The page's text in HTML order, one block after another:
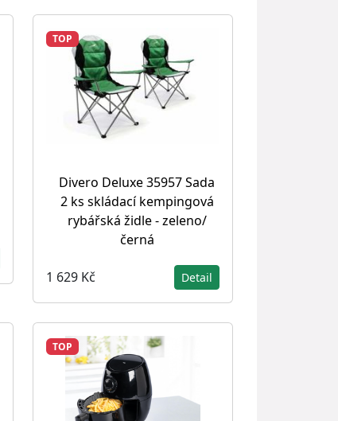
TOP
Divero Deluxe 35957 Sada
2 ks skládací kempingová
rybářská židle - zeleno/
černá
1 629 Kč Detail
TOP